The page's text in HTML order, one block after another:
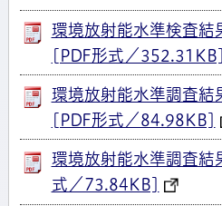
環境放射能水準検査結
[PDF形式／352.31KB]
環境放射能水準調査結
[PDF形式／84.98KB]
環境放射能水準調査
式／73.84KB]